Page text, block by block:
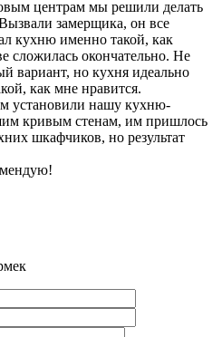
центрам мы решили делать
замерщика, он все
кухню именно такой, как
сложилась окончательно. Не
вариант, но кухня идеально
как мне нравится.
установили нашу кухню-
кривым стенам, им пришлось
шкафчиков, но результат